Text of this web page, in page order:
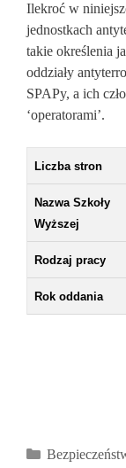
Ilekroć w
jednostkach
takie określenia
oddziały
SPAPy, a ich
‘operatorami’.
Liczba stron
Nazwa Szkoły
Wyższej
Rodzaj pracy
Rok oddania
Kategorie